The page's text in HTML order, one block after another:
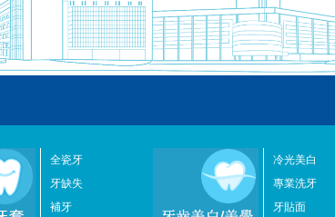
全瓷牙
牙缺失
補牙
冷光美白
專業洗牙
牙貼面